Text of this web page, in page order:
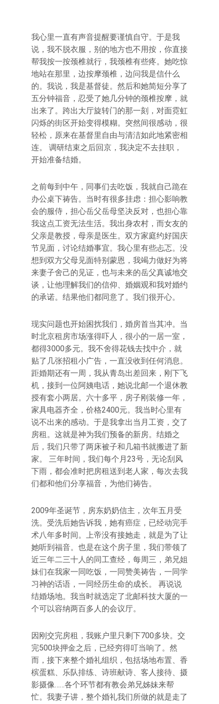
我心里一直有声音提醒要谨慎自守。于是我
说，我不脱衣服，别的地方也不用按，你直接
帮我按一按颈椎就行，我颈椎有些疼。她吃惊
地站在那里，边按摩颈椎，边问我是信什么
的。我说，我是基督徒。然后和她简短分享了
五分钟福音，忍受了她几分钟的颈椎按摩，就
出来了。跨出大厅旋转门的那一刻，对面霓虹
闪烁的街区开始变得模糊。突然间很感动，很
轻松，原来在基督里自由与清洁如此地紧密相
连。 调研结束之后回京，我决定不去挂职，
开始准备结婚。
之前每到中午，同事们去吃饭，我就自己跪在
办公桌下祷告。当时有很多挂虑：担心影响教
会的服侍，担心岳父岳母坚决反对，也担心靠
我这点工资无法生活。我出身农村，而女友的
父亲是教授，母亲是医生。双方家庭约好国庆
节见面，讨论结婚事宜。我心里有些忐忑。没
想到双方父母见面特别蒙恩，我竭力做好为将
来妻子舍己的见证，也与未来的岳父真诚地交
谈，让他理解我们的信仰、婚姻观和我对婚约
的承诺。结果他们都同意了。我们很开心。
现实问题也开始困扰我们，婚房首当其冲。当
时北京租房市场涨得吓人，很小的一居一室，
都得3000多元。我不舍得花钱去找中介，就
贴了几张招租小广告，一直没收到任何消息。
距婚期还有一周，我从青岛出差回来，刚下飞
机，接到一位阿姨电话，她说北邮一个退休教
授有套小两居。六十多平，房子刚装修一年，
家具电器齐全，价格2400元。我当时心里有
说不出来的感动。于是我拿出当月工资，交了
房租。这就是神为我们预备的新房。结婚之
后，我们只带了两床被子和几箱书就搬进了新
家。 三年时间，我们每个月23号，无论刮风
下雨，都会准时把房租送到老人家，每次去我
们都和他们分享福音，为他们祷告。
2009年圣诞节，房东奶奶信主，次年五月受
洗。受洗后她告诉我，她有癌症，已经动完手
术八年多时间。上帝没有接她走，就是为了让
她听到福音。也是在这个房子里，我们带领了
近三年二三十人的同工查经，每周三，弟兄姐
妹们在我家一同吃饭，一同赞美祷告，一同学
习神的话语，一同经历生命的成长。 再说说
结婚场地。我当时就选定了北邮科技大厦的一
个可以容纳两百多人的会议厅。
因刚交完房租，我账户里只剩下700多块。交
完500块押金之后，已经穷得叮当响了。然
而，接下来整个婚礼组织，包括场地布置、香
槟蛋糕、乐队排练、诗班献诗、客人接待、摄
影摄像……各个环节都有教会弟兄姊妹来帮
忙。我妻子讲，整个婚礼我们所做的就是走了